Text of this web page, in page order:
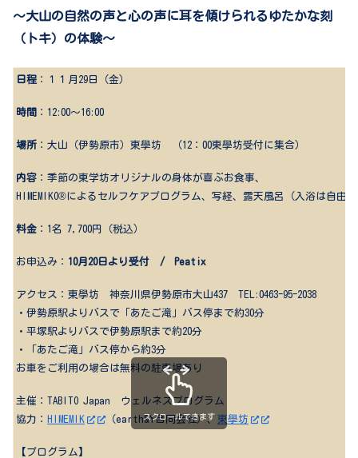
～大山の自然の声と心の声に耳を傾けられるゆたかな刻
（トキ）の体験～
日程 ：１１月29日（金）
時間 ： 12:00～16:00
場所 ：大山（伊勢原市）東學坊 （12：00東學坊受付に集合）
内容 ：季節の東学坊オリジナルの身体が喜ぶお食事、
HIMEMIKO®によるセルフケアプログラム、写経、露天風呂（入浴は自由）
料金 ： 1 名 7,700円（税込）
お申込み： 10月20日より受付 / Peatix
アクセス：東學坊 神奈川県伊勢原市大山437 TEL:0463-95-2038
・伊勢原駅よりバスで「あたご滝」バス停まで約30分
・平塚駅よりバスで伊勢原駅まで約20分
・「あたご滝」バス停から約3分
お車をご利用の場合は無料の駐車場あり
主催：TABITO Japan ウェルネスプログラム
協力： HIMEMIK （earth&Y合同会社）、 東學坊
【プログラム】
スクロールできます